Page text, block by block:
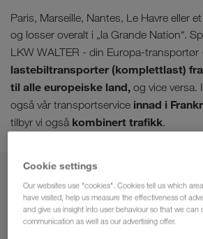
Paris, Marseille, Nantes, Le Havre eller
og losser overalt i „la Grande Nation“.
LKW WALTER - din Europa-transportør
lastebiltransporter (komplettlast)
til alle europeiske land, og vice versa.
også vår transportservice innad i
tilbyr vi også kombinert trafikk.
Fra
Norge
Cookie settings
Our websites use "cookies". Cookies tell us which
have visited, help us measure the effectiveness of
and give us insight into user behaviour so that we can
communication as well as our advertising offer.